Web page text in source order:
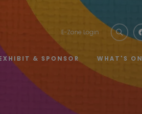
E-Zone Login
& SPONSOR WHAT'S ON